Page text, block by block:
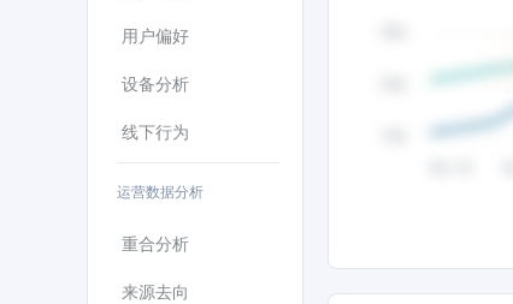
用户偏好
设备分析
线下行为
运营数据分析
重合分析
来源去向